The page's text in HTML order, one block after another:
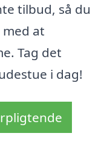
tilbud, så du
at
Tag det
i dag!